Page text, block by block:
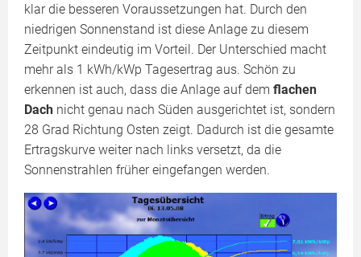
klar die besseren Voraussetzungen hat. Durch den
niedrigen Sonnenstand ist diese Anlage zu diesem
Zeitpunkt eindeutig im Vorteil. Der Unterschied macht
mehr als 1 kWh/kWp Tagesertrag aus. Schön zu
erkennen ist auch, dass die Anlage auf dem flachen
Dach nicht genau nach Süden ausgerichtet ist, sondern
28 Grad Richtung Osten zeigt. Dadurch ist die gesamte
Ertragskurve weiter nach links versetzt, da die
Sonnenstrahlen früher eingefangen werden.